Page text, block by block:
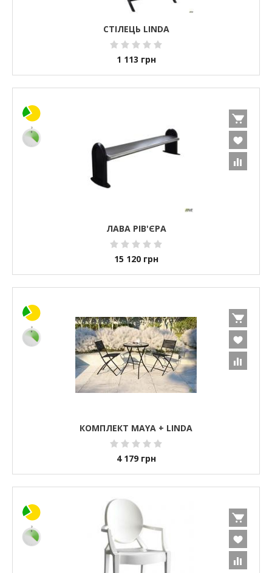
СТІЛЕЦЬ LINDA
1 113 грн
ЛАВА РІВ'ЄРА
15 120 грн
КОМПЛЕКТ MAYA + LINDA
4 179 грн